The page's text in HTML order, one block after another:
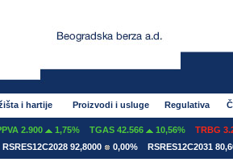
i hartije Proizvodi i usluge Regulativa
2.900 1,75% TGAS 42.566 10,56%
TRBG 3.293
92,8000 0,00% RSRES12C2031 80,6000